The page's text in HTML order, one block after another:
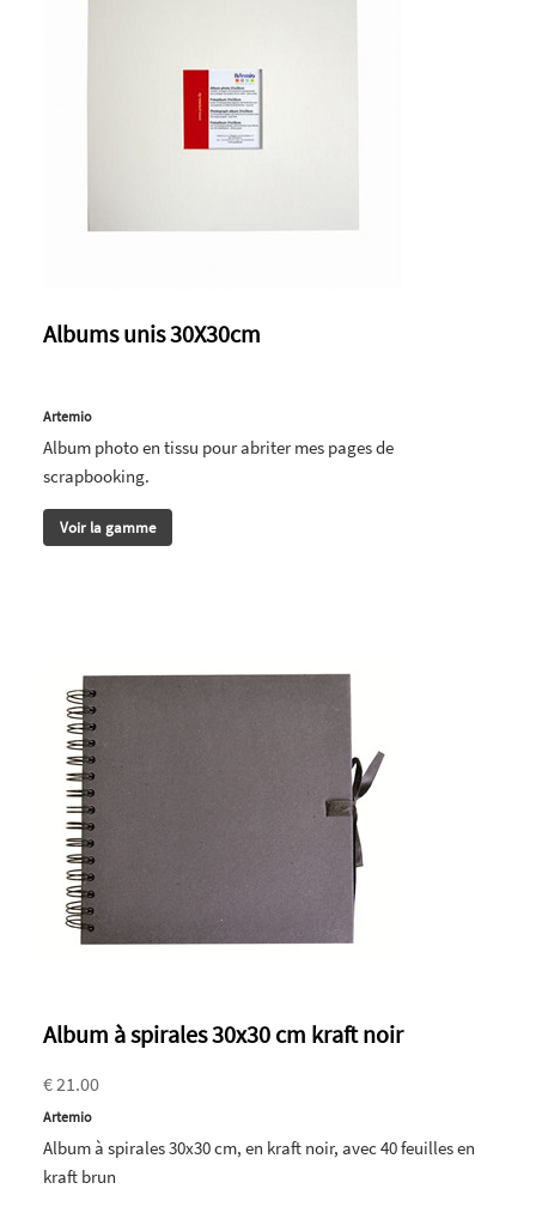
Albums unis 30X30cm
Artemio
Album photo en tissu pour abriter mes pages de
scrapbooking.
Voir la gamme
Album à spirales 30x30 cm kraft noir
€ 21.00
Artemio
Album à spirales 30x30 cm, en kraft noir, avec 40 feuilles en
kraft brun